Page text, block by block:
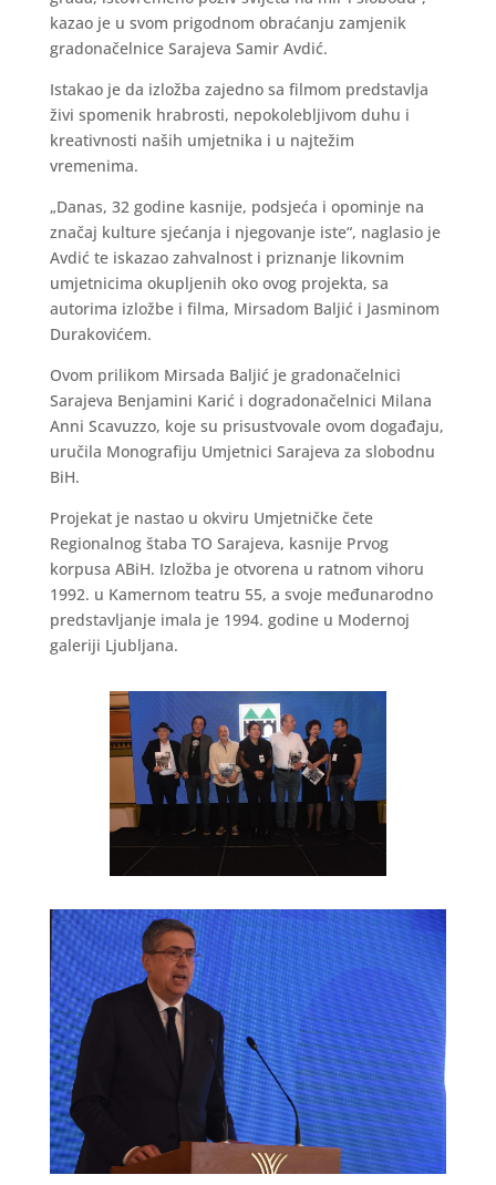
kazao je u svom prigodnom obraćanju zamjenik
gradonačelnice Sarajeva Samir Avdić.
Istakao je da izložba zajedno sa filmom predstavlja
živi spomenik hrabrosti, nepokolebljivom duhu i
kreativnosti naših umjetnika i u najtežim
vremenima.
„Danas, 32 godine kasnije, podsjeća i opominje na
značaj kulture sjećanja i njegovanje iste“, naglasio je
Avdić te iskazao zahvalnost i priznanje likovnim
umjetnicima okupljenih oko ovog projekta, sa
autorima izložbe i filma, Mirsadom Baljić i Jasminom
Durakovićem.
Ovom prilikom Mirsada Baljić je gradonačelnici
Sarajeva Benjamini Karić i dogradonačelnici Milana
Anni Scavuzzo, koje su prisustvovale ovom događaju,
uručila Monografiju Umjetnici Sarajeva za slobodnu
BiH.
Projekat je nastao u okviru Umjetničke čete
Regionalnog štaba TO Sarajeva, kasnije Prvog
korpusa ABiH. Izložba je otvorena u ratnom vihoru
1992. u Kamernom teatru 55, a svoje međunarodno
predstavljanje imala je 1994. godine u Modernoj
galeriji Ljubljana.